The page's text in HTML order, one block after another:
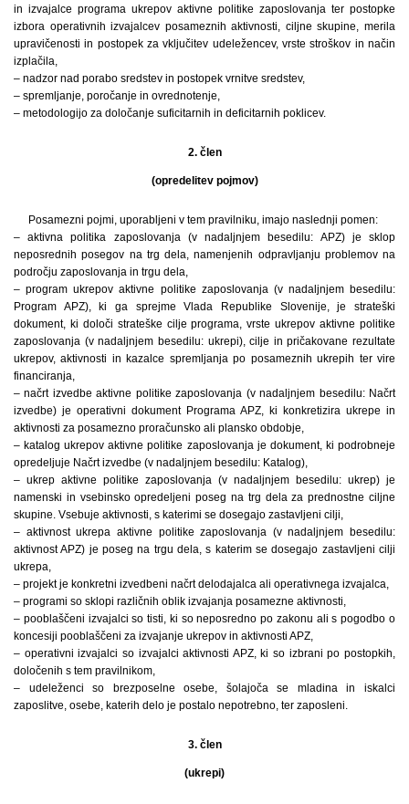
in izvajalce programa ukrepov aktivne politike zaposlovanja ter postopke
izbora operativnih izvajalcev posameznih aktivnosti, ciljne skupine, merila
upravičenosti in postopek za vključitev udeležencev, vrste stroškov in način
izplačila,
– nadzor nad porabo sredstev in postopek vrnitve sredstev,
– spremljanje, poročanje in ovrednotenje,
– metodologijo za določanje suficitarnih in deficitarnih poklicev.
2. člen
(opredelitev pojmov)
Posamezni pojmi, uporabljeni v tem pravilniku, imajo naslednji pomen:
– aktivna politika zaposlovanja (v nadaljnjem besedilu: APZ) je sklop
neposrednih posegov na trg dela, namenjenih odpravljanju problemov na
področju zaposlovanja in trgu dela,
– program ukrepov aktivne politike zaposlovanja (v nadaljnjem besedilu:
Program APZ), ki ga sprejme Vlada Republike Slovenije, je strateški
dokument, ki določi strateške cilje programa, vrste ukrepov aktivne politike
zaposlovanja (v nadaljnjem besedilu: ukrepi), cilje in pričakovane rezultate
ukrepov, aktivnosti in kazalce spremljanja po posameznih ukrepih ter vire
financiranja,
– načrt izvedbe aktivne politike zaposlovanja (v nadaljnjem besedilu: Načrt
izvedbe) je operativni dokument Programa APZ, ki konkretizira ukrepe in
aktivnosti za posamezno proračunsko ali plansko obdobje,
– katalog ukrepov aktivne politike zaposlovanja je dokument, ki podrobneje
opredeljuje Načrt izvedbe (v nadaljnjem besedilu: Katalog),
– ukrep aktivne politike zaposlovanja (v nadaljnjem besedilu: ukrep) je
namenski in vsebinsko opredeljeni poseg na trg dela za prednostne ciljne
skupine. Vsebuje aktivnosti, s katerimi se dosegajo zastavljeni cilji,
– aktivnost ukrepa aktivne politike zaposlovanja (v nadaljnjem besedilu:
aktivnost APZ) je poseg na trgu dela, s katerim se dosegajo zastavljeni cilji
ukrepa,
– projekt je konkretni izvedbeni načrt delodajalca ali operativnega izvajalca,
– programi so sklopi različnih oblik izvajanja posamezne aktivnosti,
– pooblaščeni izvajalci so tisti, ki so neposredno po zakonu ali s pogodbo o
koncesiji pooblaščeni za izvajanje ukrepov in aktivnosti APZ,
– operativni izvajalci so izvajalci aktivnosti APZ, ki so izbrani po postopkih,
določenih s tem pravilnikom,
– udeleženci so brezposelne osebe, šolajoča se mladina in iskalci
zaposlitve, osebe, katerih delo je postalo nepotrebno, ter zaposleni.
3. člen
(ukrepi)